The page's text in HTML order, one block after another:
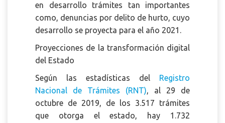
en desarrollo trámites tan importantes
como, denuncias por delito de hurto, cuyo
desarrollo se proyecta para el año 2021.
Proyecciones de la transformación digital
del Estado
Según las estadísticas del Registro
Nacional de Trámites (RNT), al 29 de
octubre de 2019, de los 3.517 trámites
que otorga el estado, hay 1.732